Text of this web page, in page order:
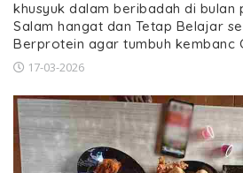
khusyuk dalam beribadah di bulan
Salam hangat dan Tetap Belajar
Berprotein agar tumbuh kembanc
17-03-2026